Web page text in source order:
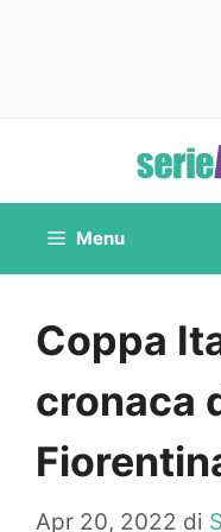
contenuto
Menu
Coppa
cronaca
Apr 20, 2022 di